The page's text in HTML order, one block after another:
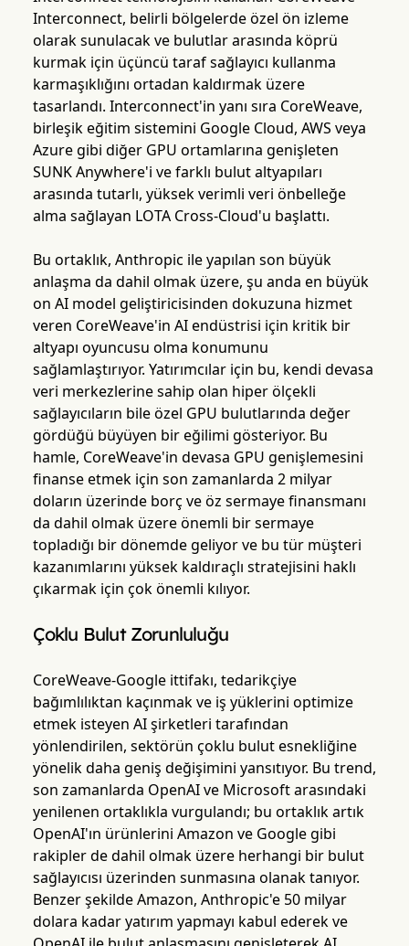
Interconnect, belirli bölgelerde özel ön izleme
olarak sunulacak ve bulutlar arasında köprü
kurmak için üçüncü taraf sağlayıcı kullanma
karmaşıklığını ortadan kaldırmak üzere
tasarlandı. Interconnect'in yanı sıra CoreWeave,
birleşik eğitim sistemini Google Cloud, AWS veya
Azure gibi diğer GPU ortamlarına genişleten
SUNK Anywhere'i ve farklı bulut altyapıları
arasında tutarlı, yüksek verimli veri önbelleğe
alma sağlayan LOTA Cross-Cloud'u başlattı.
Bu ortaklık, Anthropic ile yapılan son büyük
anlaşma da dahil olmak üzere, şu anda en büyük
on AI model geliştiricisinden dokuzuna hizmet
veren CoreWeave'in AI endüstrisi için kritik bir
altyapı oyuncusu olma konumunu
sağlamlaştırıyor. Yatırımcılar için bu, kendi devasa
veri merkezlerine sahip olan hiper ölçekli
sağlayıcıların bile özel GPU bulutlarında değer
gördüğü büyüyen bir eğilimi gösteriyor. Bu
hamle, CoreWeave'in devasa GPU genişlemesini
finanse etmek için son zamanlarda 2 milyar
doların üzerinde borç ve öz sermaye finansmanı
da dahil olmak üzere önemli bir sermaye
topladığı bir dönemde geliyor ve bu tür müşteri
kazanımlarını yüksek kaldıraçlı stratejisini haklı
çıkarmak için çok önemli kılıyor.
Çoklu Bulut Zorunluluğu
CoreWeave-Google ittifakı, tedarikçiye
bağımlılıktan kaçınmak ve iş yüklerini optimize
etmek isteyen AI şirketleri tarafından
yönlendirilen, sektörün çoklu bulut esnekliğine
yönelik daha geniş değişimini yansıtıyor. Bu trend,
son zamanlarda OpenAI ve Microsoft arasındaki
yenilenen ortaklıkla vurgulandı; bu ortaklık artık
OpenAI'ın ürünlerini Amazon ve Google gibi
rakipler de dahil olmak üzere herhangi bir bulut
sağlayıcısı üzerinden sunmasına olanak tanıyor.
Benzer şekilde Amazon, Anthropic'e 50 milyar
dolara kadar yatırım yapmayı kabul ederek ve